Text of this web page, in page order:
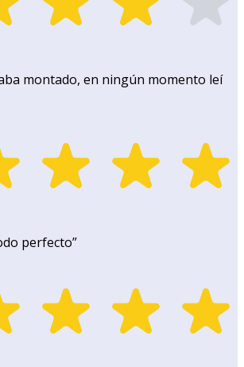
montado, en ningún momento leí
perfecto”